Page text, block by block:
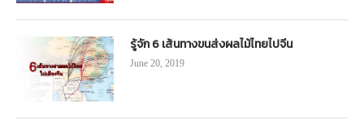
รู้จัก 6 เส้นทางขนส่งผลไม้ไทยไปจีน
June 20, 2019